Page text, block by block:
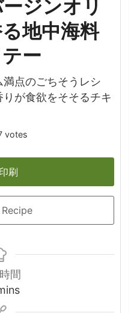
ジンオリ
地中海料
ー
点のごちそうレシ
が食欲をそそるチキ
votes
印刷
Recipe
間